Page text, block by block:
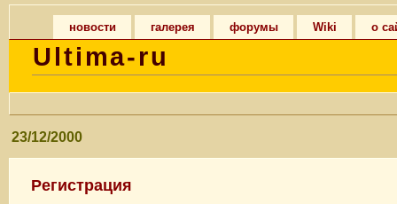
новости галерея форумы Wiki о
Ultima-ru
23/12/2000
Регистрация